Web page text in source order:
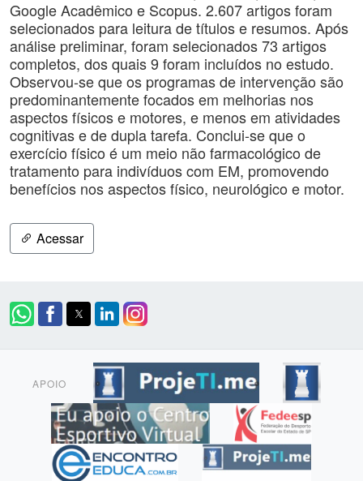
Google Acadêmico e Scopus. 2.607 artigos foram
selecionados para leitura de títulos e resumos. Após
análise preliminar, foram selecionados 73 artigos
completos, dos quais 9 foram incluídos no estudo.
Observou-se que os programas de intervenção são
predominantemente focados em melhorias nos
aspectos físicos e motores, e menos em atividades
cognitivas e de dupla tarefa. Conclui-se que o
exercício físico é um meio não farmacológico de
tratamento para indivíduos com EM, promovendo
benefícios nos aspectos físico, neurológico e motor.
Acessar
APOIO